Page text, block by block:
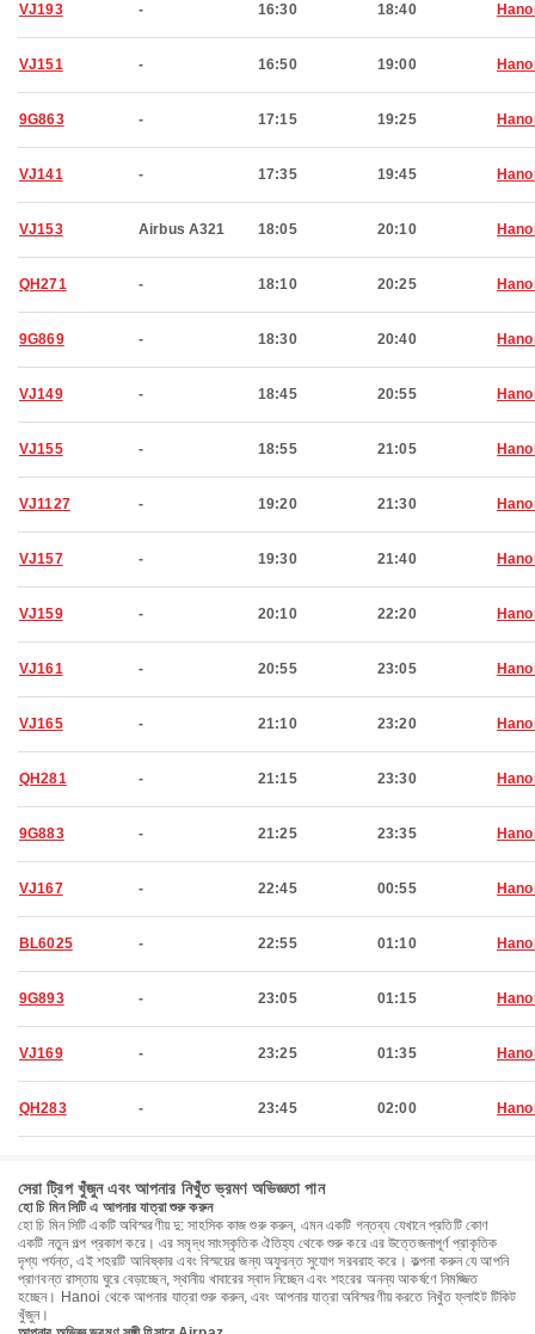
VJ193 - 16:30 18:40
VJ151 - 16:50 19:00
9G863 - 17:15 19:25
VJ141 - 17:35 19:45
VJ153 Airbus A321 18:05 20:10
QH271 - 18:10 20:25
9G869 - 18:30 20:40
VJ149 - 18:45 20:55
VJ155 - 18:55 21:05
VJ1127 - 19:20 21:30
VJ157 - 19:30 21:40
VJ159 - 20:10 22:20
VJ161 - 20:55 23:05
VJ165 - 21:10 23:20
QH281 - 21:15 23:30
9G883 - 21:25 23:35
VJ167 - 22:45 00:55
BL6025 - 22:55 01:10
9G893 - 23:05 01:15
VJ169 - 23:25 01:35
QH283 - 23:45 02:00
সেরা ট্রিপ খুঁজুন এবং আপনার নিখুঁত ভ্রমণ অভিজ্ঞতা পান
হো চি মিন সিটি এ আপনার যাত্রা শুরু করুন
হো চি মিন সিটি একটি অবিস্মরণীয় দু: সাহসিক কাজ শুরু করুন, এমন একটি গন্তব্য যেখানে প্রতিটি কোণ
একটি নতুন গল্প প্রকাশ করে। এর সমৃদ্ধ সাংস্কৃতিক ঐতিহ্য থেকে শুরু করে এর উত্তেজনাপূর্ণ প্রাকৃতিক
দৃশ্য পর্যন্ত, এই শহরটি আবিষ্কার এবং বিস্ময়ের জন্য অফুরন্ত সুযোগ সরবরাহ করে। কল্পনা করুন যে আপনি
প্রাণবন্ত রাস্তায় ঘুরে বেড়াচ্ছেন, স্থানীয় খাবারের স্বাদ নিচ্ছেন এবং শহরের অনন্য আকর্ষণে নিমজ্জিত
হচ্ছেন। Hanoi থেকে আপনার যাত্রা শুরু করুন, এবং আপনার যাত্রা অবিস্মরণীয় করতে নিখুঁত ফ্লাইট টিকিট
খুঁজুন।